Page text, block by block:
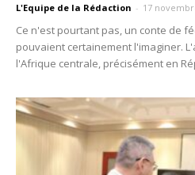
L'Equipe de la Rédaction - 17
Ce n'est pourtant pas, un conte de
pouvaient certainement l'imaginer.
l'Afrique centrale, précisément en